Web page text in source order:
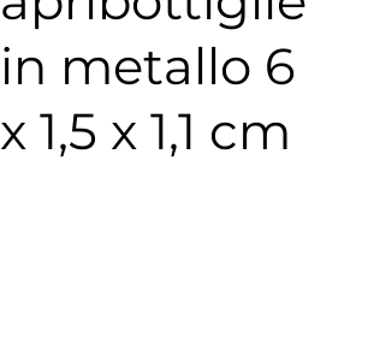
in metallo 6
x 1,5 x 1,1 cm